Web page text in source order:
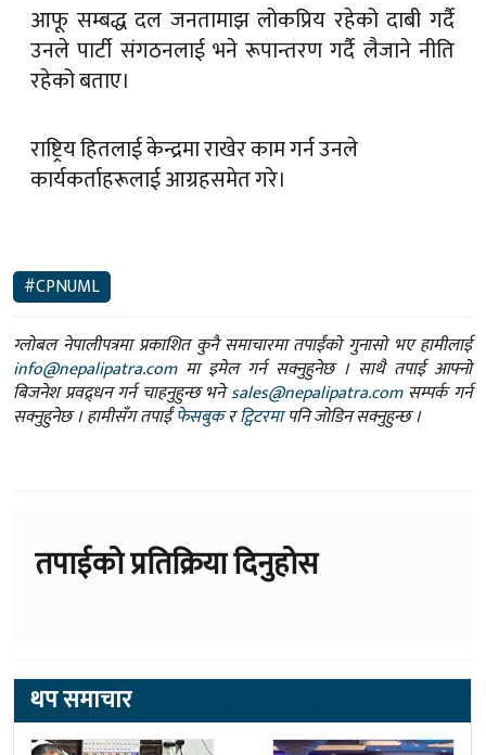
आफू सम्बद्ध दल जनतामाझ लोकप्रिय रहेको दाबी गर्दै
उनले पार्टी संगठनलाई भने रूपान्तरण गर्दै लैजाने नीति
रहेको बताए।
राष्ट्रिय हितलाई केन्द्रमा राखेर काम गर्न उनले
कार्यकर्ताहरूलाई आग्रहसमेत गरे।
#CPNUML
ग्लोबल नेपालीपत्रमा प्रकाशित कुनै समाचारमा तपाईंको गुनासो भए हामीलाई
info@nepalipatra.comमा इमेल गर्न सक्नुहुनेछ । साथै तपाई आफ्नो
बिजनेश प्रवद्र्धन गर्न चाहनुहुन्छ भनेsales@nepalipatra.comसम्पर्क गर्न
सक्नुहुनेछ । हामीसँग तपाईंफेसबुकरट्विटरमापनि जोडिन सक्नुहुन्छ ।
तपाईको प्रतिक्रिया दिनुहोस
थप समाचार